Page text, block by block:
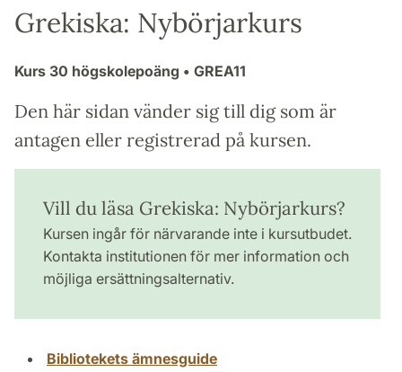
Grekiska: Nybörjarkurs
Kurs 30 högskolepoäng • GREA11
Den här sidan vänder sig till dig som är
antagen eller registrerad på kursen.
Vill du läsa Grekiska: Nybörjarkurs?
Kursen ingår för närvarande inte i kursutbudet.
Kontakta institutionen för mer information och
möjliga ersättningsalternativ.
Bibliotekets ämnesguide